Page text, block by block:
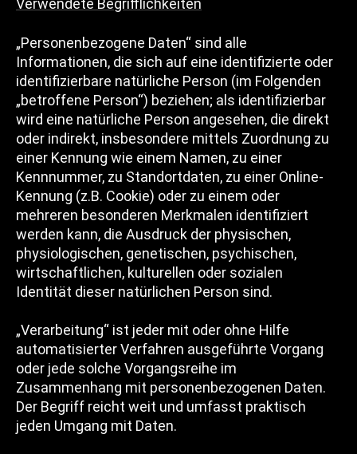
Verwendete Begrifflichkeiten
„Personenbezogene Daten“ sind alle
Informationen, die sich auf eine identifizierte oder
identifizierbare natürliche Person (im Folgenden
„betroffene Person“) beziehen; als identifizierbar
wird eine natürliche Person angesehen, die direkt
oder indirekt, insbesondere mittels Zuordnung zu
einer Kennung wie einem Namen, zu einer
Kennnummer, zu Standortdaten, zu einer Online-
Kennung (z.B. Cookie) oder zu einem oder
mehreren besonderen Merkmalen identifiziert
werden kann, die Ausdruck der physischen,
physiologischen, genetischen, psychischen,
wirtschaftlichen, kulturellen oder sozialen
Identität dieser natürlichen Person sind.
„Verarbeitung“ ist jeder mit oder ohne Hilfe
automatisierter Verfahren ausgeführte Vorgang
oder jede solche Vorgangsreihe im
Zusammenhang mit personenbezogenen Daten.
Der Begriff reicht weit und umfasst praktisch
jeden Umgang mit Daten.